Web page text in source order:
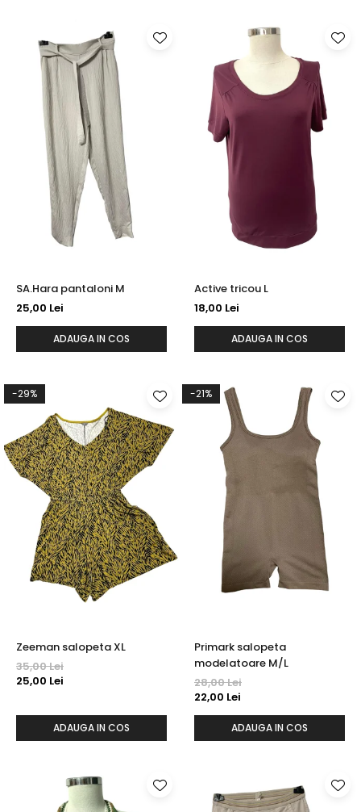
SA.Hara pantaloni M
25,00 Lei
ADAUGA IN COS
Active tricou L
18,00 Lei
ADAUGA IN COS
-29%
Zeeman salopeta XL
35,00 Lei
25,00 Lei
ADAUGA IN COS
-21%
Primark salopeta
modelatoare M/L
28,00 Lei
22,00 Lei
ADAUGA IN COS